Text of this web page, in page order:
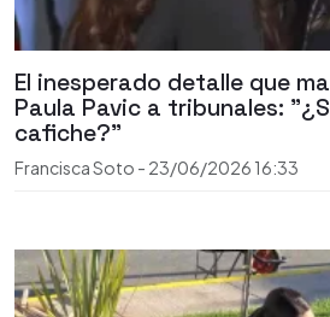
El inesperado detalle que
Paula Pavic a tribunales:
cafiche?"
Francisca Soto - 23/06/2026 16:33